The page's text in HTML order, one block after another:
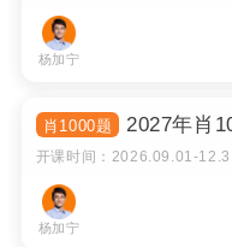
杨加宁
肖1000题 2027年肖
开课时间： 2026.09.01-
杨加宁